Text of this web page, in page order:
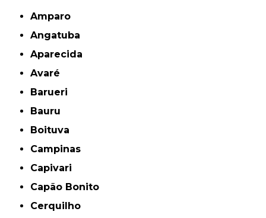
Amparo
Angatuba
Aparecida
Avaré
Barueri
Bauru
Boituva
Campinas
Capivari
Capão Bonito
Cerquilho